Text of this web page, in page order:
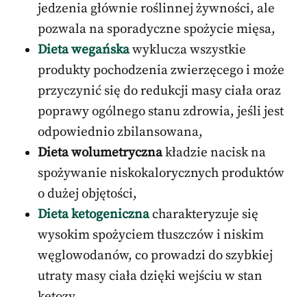
jedzenia głównie roślinnej żywności, ale
pozwala na sporadyczne spożycie mięsa,
Dieta wegańskawyklucza wszystkie
produkty pochodzenia zwierzęcego i może
przyczynić się do redukcji masy ciała oraz
poprawy ogólnego stanu zdrowia, jeśli jest
odpowiednio zbilansowana,
Dieta wolumetrycznakładzie nacisk na
spożywanie niskokalorycznych produktów
o dużej objętości,
Dieta ketogenicznacharakteryzuje się
wysokim spożyciem tłuszczów i niskim
węglowodanów, co prowadzi do szybkiej
utraty masy ciała dzięki wejściu w stan